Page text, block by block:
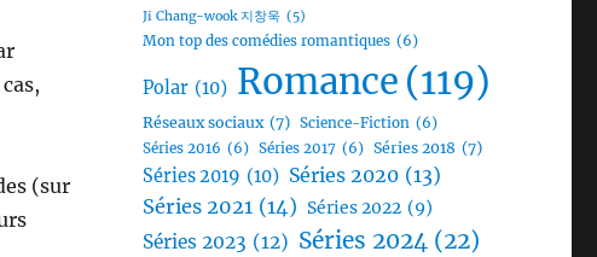
(sur
Ji Chang-wook 지창욱 (5)
Mon top des comédies romantiques (6)
Polar (10) Romance (119)
Réseaux sociaux (7) Science-Fiction (6)
Séries 2016 (6) Séries 2017 (6) Séries 2018 (7)
Séries 2019 (10) Séries 2020 (13)
Séries 2021 (14) Séries 2022 (9)
Séries 2023 (12) Séries 2024 (22)